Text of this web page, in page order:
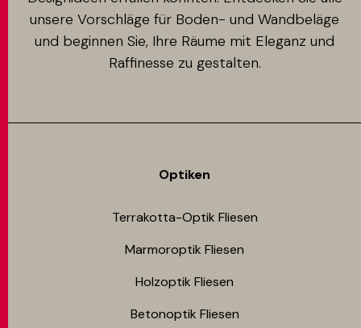
unsere Vorschläge für Boden- und Wandbeläge
und beginnen Sie, Ihre Räume mit Eleganz und
Raffinesse zu gestalten.
Optiken
Terrakotta-Optik Fliesen
Marmoroptik Fliesen
Holzoptik Fliesen
Betonoptik Fliesen